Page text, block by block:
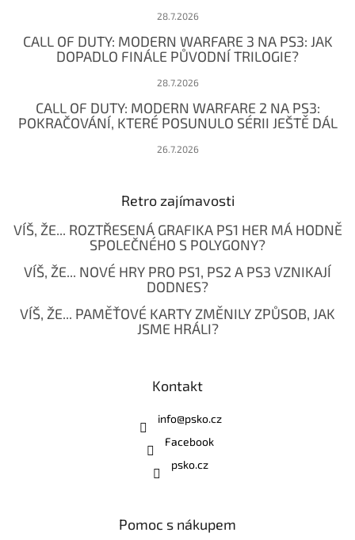
28.7.2026
CALL OF DUTY: MODERN WARFARE 3 NA PS3: JAK
DOPADLO FINÁLE PŮVODNÍ TRILOGIE?
28.7.2026
CALL OF DUTY: MODERN WARFARE 2 NA PS3:
POKRAČOVÁNÍ, KTERÉ POSUNULO SÉRII JEŠTĚ DÁL
26.7.2026
Retro zajímavosti
VÍŠ, ŽE... ROZTŘESENÁ GRAFIKA PS1 HER MÁ HODNĚ
SPOLEČNÉHO S POLYGONY?
VÍŠ, ŽE... NOVÉ HRY PRO PS1, PS2 A PS3 VZNIKAJÍ
DODNES?
VÍŠ, ŽE... PAMĚŤOVÉ KARTY ZMĚNILY ZPŮSOB, JAK
JSME HRÁLI?
Kontakt
info@psko.cz
Facebook
psko.cz
Pomoc s nákupem